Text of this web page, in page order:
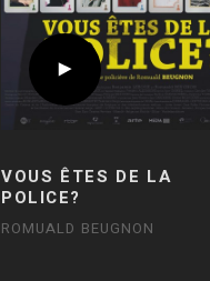
VOUS ÊTES DE LA
POLICE?
ROMUALD BEUGNON